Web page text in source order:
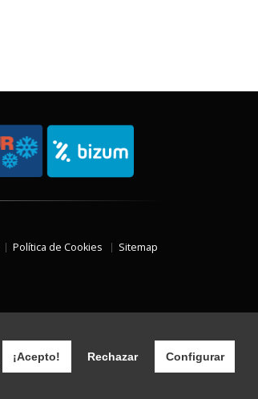
¡Acepto! Rechazar Configurar
Política de Cookies Sitemap